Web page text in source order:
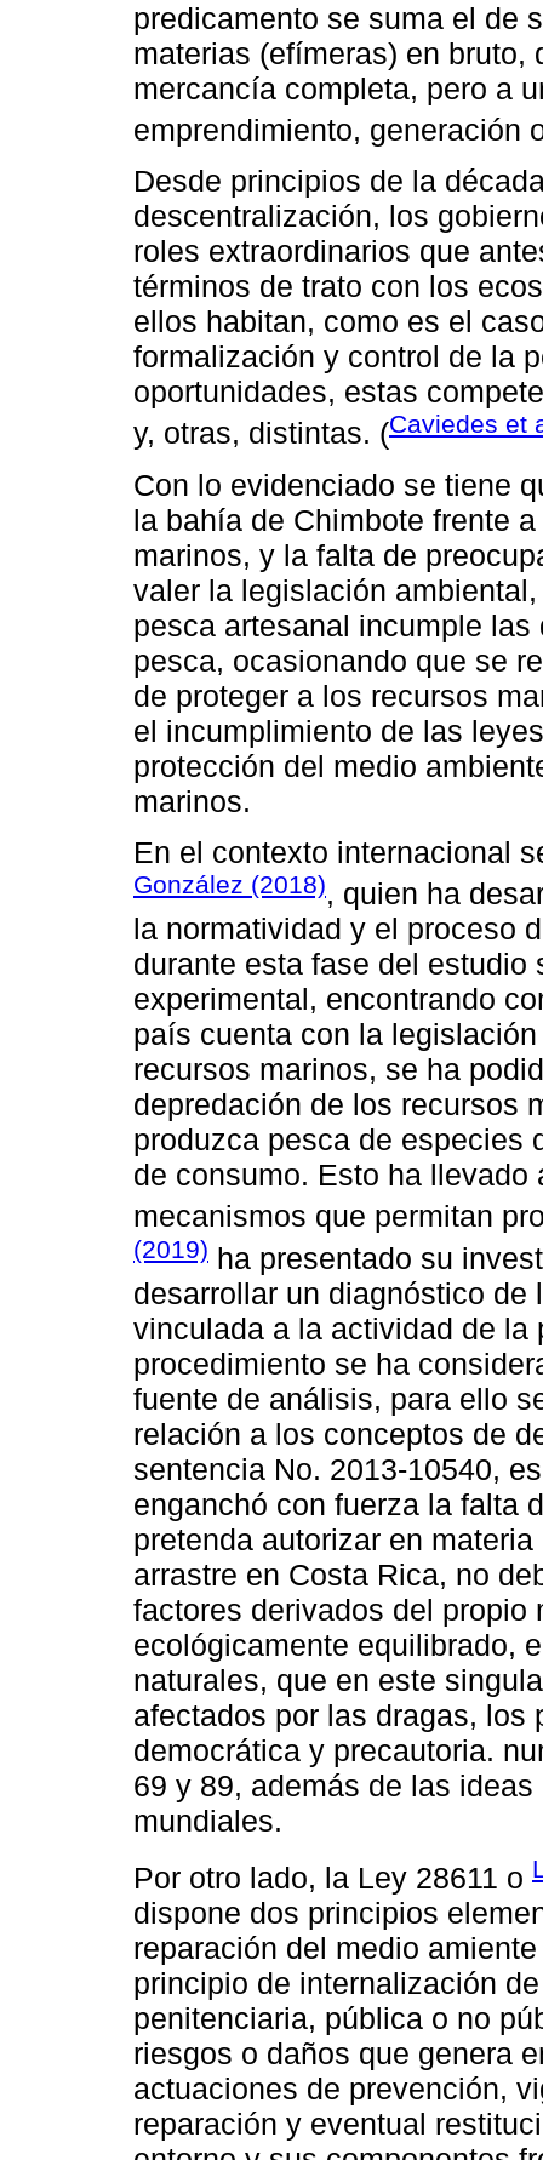
predicamento se suma el de
materias (efímeras) en bruto,
mercancía completa, pero a
emprendimiento, generación
Desde principios de la
descentralización, los
roles extraordinarios que
términos de trato con los
ellos habitan, como es el
formalización y control de la
oportunidades, estas
y, otras, distintas. (Caviedes et
Con lo evidenciado se tiene
la bahía de Chimbote frente
marinos, y la falta de
valer la legislación
pesca artesanal incumple
pesca, ocasionando que se
de proteger a los recursos
el incumplimiento de las
protección del medio
marinos.
En el contexto internacional
González (2018), quien ha
la normatividad y el proceso
durante esta fase del
experimental, encontrando
país cuenta con la
recursos marinos, se ha
depredación de los recursos
produzca pesca de especies
de consumo. Esto ha
mecanismos que permitan
(2019) ha presentado su
desarrollar un diagnóstico
vinculada a la actividad de la
procedimiento se ha
fuente de análisis, para ello
relación a los conceptos de
sentencia No. 2013-10540,
enganchó con fuerza la falta
pretenda autorizar en
arrastre en Costa Rica, no
factores derivados del propio
ecológicamente equilibrado,
naturales, que en este
afectados por las dragas, los
democrática y precautoria.
69 y 89, además de las
mundiales.
Por otro lado, la Ley 28611 o
dispone dos principios
reparación del medio
principio de internalización
penitenciaria, pública o no
riesgos o daños que genera
actuaciones de prevención,
reparación y eventual